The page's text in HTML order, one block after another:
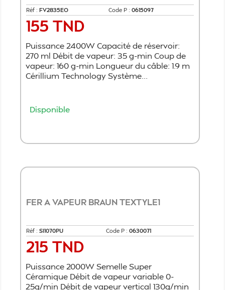
Réf : ​FV2835EO Code P : 0615097
Prix
155 TND
Puissance 2400W Capacité de réservoir:
270 ml Débit de vapeur: 35 g-min Coup de
vapeur: 160 g-min Longueur du câble: 1.9 m
Cérillium Technology Système...
Disponible
FER A VAPEUR BRAUN TEXTYLE1
Réf : SI1070PU Code P : 0630071
Prix
215 TND
Puissance 2000W Semelle Super
Céramique Débit de vapeur variable 0-
25g/min Débit de vapeur vertical 130g/min